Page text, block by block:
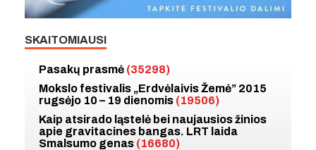
SKAITOMIAUSI
Pasakų prasmė (35298)
Mokslo festivalis „Erdvėlaivis Žemė” 2015
rugsėjo 10 – 19 dienomis (19506)
Kaip atsirado ląstelė bei naujausios žinios
apie gravitacines bangas. LRT laida
Smalsumo genas (16680)